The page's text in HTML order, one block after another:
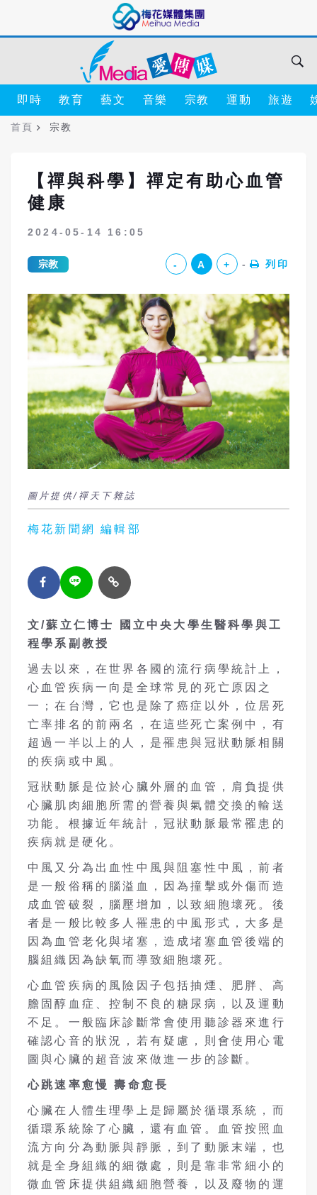
即時 教育 藝文 音樂 宗教 運動 旅遊
首頁 宗教
【禪與科學】禪定有助心血管
健康
2024-05-14 16:05
宗教 - A + 列印
圖片提供/禪天下雜誌
梅花新聞網 編輯部
文/蘇立仁博士 國立中央 大學生醫科學與工
程學系副 教授
過去以來，在世界各國的流行病學統計上，
心血管疾病一向是全球常見的死亡原因之
一；在台灣，它也是除了癌症以外，位居死
亡率排名的前兩名，在這些死亡案例中，有
超過一半以上的人，是罹患與冠狀動脈相關
的疾病或中風。
冠狀動脈是位於心臟外層的血管，肩負提供
心臟肌肉細胞所需的營養與氣體交換的輸送
功能。根據近年統計，冠狀動脈最常罹患的
疾病就是硬化。
中風又分為出血性中風與阻塞性中風，前者
是一般俗稱的腦溢血，因為撞擊或外傷而造
成血管破裂，腦壓增加，以致細胞壞死。後
者是一般比較多人罹患的中風形式，大多是
因為血管老化與堵塞，造成堵塞血管後端的
腦組織因為缺氧而導致細胞壞死。
心血管疾病的風險因子包括抽煙、肥胖、高
膽固醇血症、控制不良的糖尿病，以及運動
不足。一般臨床診斷常會使用聽診器來進行
確認心音的狀況，若有疑慮，則會使用心電
圖與心臟的超音波來做進一步的診斷。
心跳速率愈慢 壽命愈長
心臟在人體生理學上是歸屬於循環系統，而
循環系統除了心臟，還有血管。血管按照血
流方向分為動脈與靜脈，到了動脈末端，也
就是全身組織的細微處，則是靠非常細小的
微血管床提供組織細胞營養，以及廢物的運